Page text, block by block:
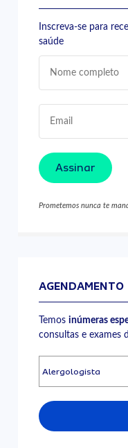
Inscreva-se para
saúde
Assinar
Prometemos nunca te
AGENDAMENTO
Temosinúmeras
consultas e exames